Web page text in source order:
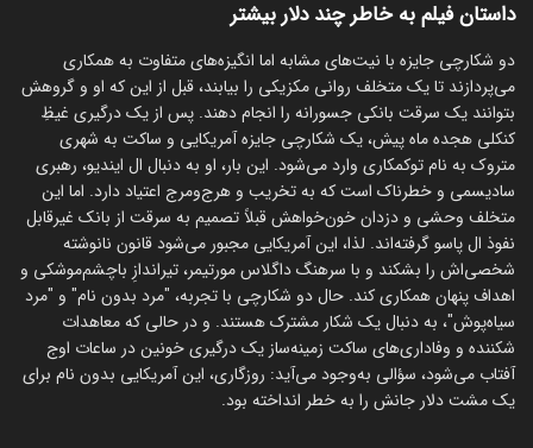
داستان فیلم به خاطر چند دلار بیشتر
دو شکارچی جایزه با نیت‌های مشابه اما انگیزه‌های متفاوت به همکاری
می‌پردازند تا یک متخلف روانی مکزیکی را بیابند، قبل از این که او و گروهش
بتوانند یک سرقت بانکی جسورانه را انجام دهند. پس از یک درگیری غیظِ
کنکلی هجده ماه پیش، یک شکارچی جایزه آمریکایی و ساکت به شهری
متروک به نام توکمکاری وارد می‌شود. این بار، او به دنبال ال ایندیو، رهبری
سادیسمی و خطرناک است که به تخریب و هرج‌ومرج اعتیاد دارد. اما این
متخلف وحشی و دزدان خون‌خواهش قبلاً تصمیم به سرقت از بانک غیرقابل
نفوذ ال پاسو گرفته‌اند. لذا، این آمریکایی مجبور می‌شود قانون نانوشته
شخصی‌اش را بشکند و با سرهنگ داگلاس مورتیمر، تیراندازِ باچشم‌موشکی و
اهداف پنهان همکاری کند. حال دو شکارچی با تجربه، "مرد بدون نام" و "مرد
سیاه‌پوش"، به دنبال یک شکار مشترک هستند. و در حالی که معاهدات
شکننده و وفاداری‌های ساکت زمینه‌ساز یک درگیری خونین در ساعات اوج
آفتاب می‌شود، سؤالی به‌وجود می‌آید: روزگاری، این آمریکایی بدون نام برای
یک مشت دلار جانش را به خطر انداخته بود.